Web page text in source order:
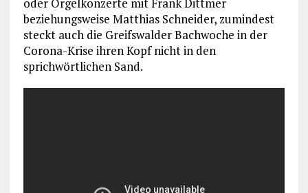
beziehungsweise Matthias Schneider, zumindest
steckt auch die Greifswalder Bachwoche in der
Corona-Krise ihren Kopf nicht in den
sprichwörtlichen Sand.